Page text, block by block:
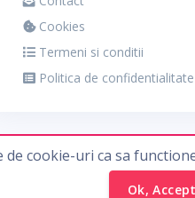
de cookie-uri ca sa
Ok,
Cookies
Termeni si conditii
Politica de confidentialitate